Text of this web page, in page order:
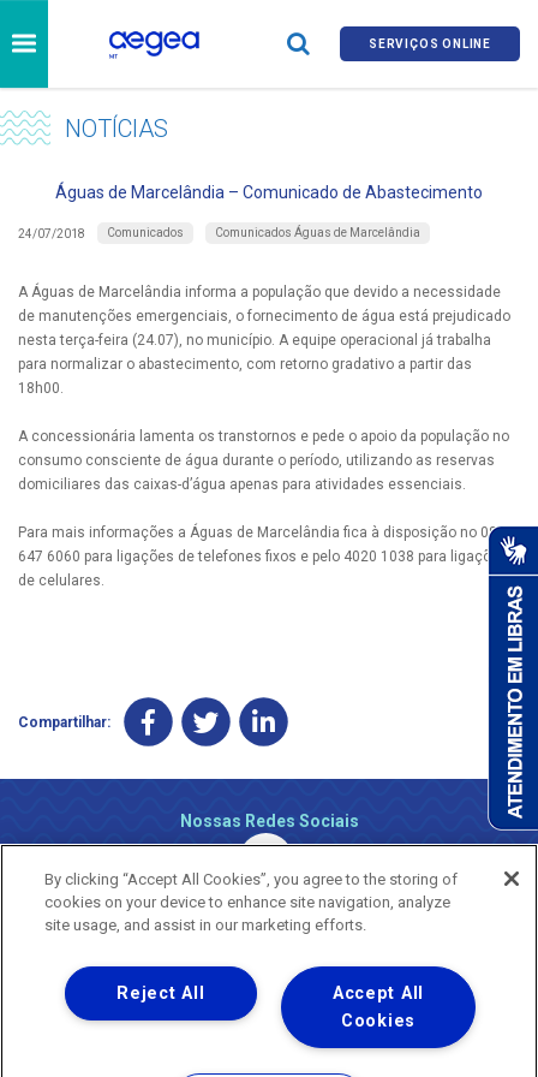
SERVIÇOS ONLINE
NOTÍCIAS
Águas de Marcelândia – Comunicado de Abastecimento
24/07/2018 Comunicados Comunicados Águas de Marcelândia
A Águas de Marcelândia informa a população que devido a necessidade
de manutenções emergenciais, o fornecimento de água está prejudicado
nesta terça-feira (24.07), no município. A equipe operacional já trabalha
para normalizar o abastecimento, com retorno gradativo a partir das
18h00.
A concessionária lamenta os transtornos e pede o apoio da população no
consumo consciente de água durante o período, utilizando as reservas
domiciliares das caixas-d’água apenas para atividades essenciais.
Para mais informações a Águas de Marcelândia fica à disposição no 0800
647 6060 para ligações de telefones fixos e pelo 4020 1038 para ligações
de celulares.
Compartilhar:
Nossas Redes Sociais
Uma empresa
Copyright ® 2026 - Todos os Direitos Reservados.
Nossa natureza movimenta a vida
By clicking “Accept All Cookies”, you agree to the storing of
cookies on your device to enhance site navigation, analyze
site usage, and assist in our marketing efforts.
Accept All
Cookies
Reject All